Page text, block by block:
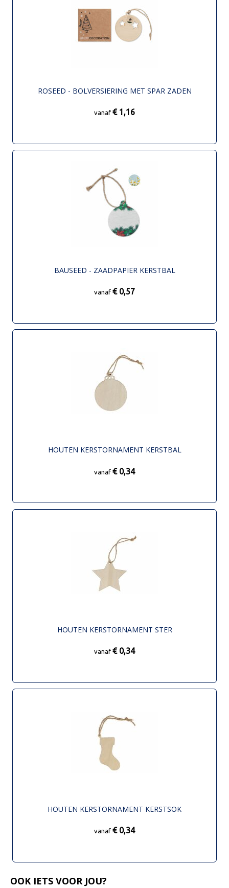
ROSEED - BOLVERSIERING MET SPAR ZADEN
vanaf € 1,16
BAUSEED - ZAADPAPIER KERSTBAL
vanaf € 0,57
HOUTEN KERSTORNAMENT KERSTBAL
vanaf € 0,34
HOUTEN KERSTORNAMENT STER
vanaf € 0,34
HOUTEN KERSTORNAMENT KERSTSOK
vanaf € 0,34
OOK IETS VOOR JOU?